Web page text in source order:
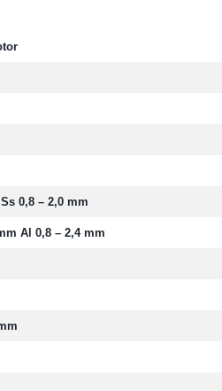
0,8 – 2,0 mm
Al 0,8 – 2,4 mm